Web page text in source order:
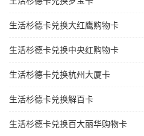
生活杉德卡兑换大红鹰购物卡
生活杉德卡兑换中央红购物卡
生活杉德卡兑换杭州大厦卡
生活杉德卡兑换解百卡
生活杉德卡兑换百大丽华购物卡